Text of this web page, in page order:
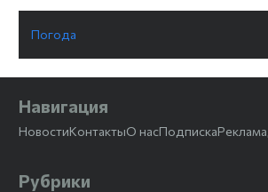
Погода
Навигация
НовостиКонтактыО насПодпискаРеклама
Рубрики